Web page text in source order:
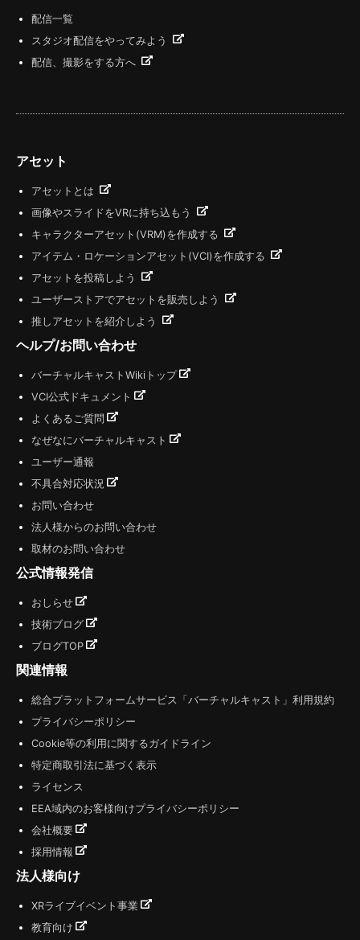
配信一覧
スタジオ配信をやってみよう
配信、撮影をする方へ
アセット
アセットとは
画像やスライドをVRに持ち込もう
キャラクターアセット(VRM)を作成する
アイテム・ロケーションアセット(VCI)を作成する
アセットを投稿しよう
ユーザーストアでアセットを販売しよう
推しアセットを紹介しよう
ヘルプ/お問い合わせ
バーチャルキャストWikiトップ
VCI公式ドキュメント
よくあるご質問
なぜなにバーチャルキャスト
ユーザー通報
不具合対応状況
お問い合わせ
法人様からのお問い合わせ
取材のお問い合わせ
公式情報発信
おしらせ
技術ブログ
ブログTOP
関連情報
総合プラットフォームサービス「バーチャルキャスト」利用規約
プライバシーポリシー
Cookie等の利用に関するガイドライン
特定商取引法に基づく表示
ライセンス
EEA域内のお客様向けプライバシーポリシー
会社概要
採用情報
法人様向け
XRライブイベント事業
教育向け